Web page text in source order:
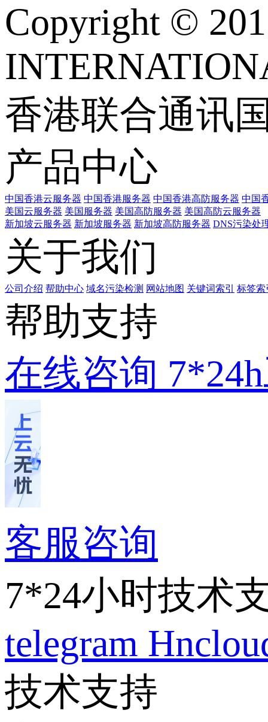
Copyright ©
香港联合通讯
产品中心
中国香港云服务器 中国香港服务器 中国香港高防服务器 中国
美国云服务器 美国服务器 美国高防服务器 美国高防云服务器
新加坡云服务器 新加坡服务器 新加坡高防服务器 DNS污染处
关于我们
公司介绍 帮助中心 域名污染检测 网站地图 关键词索引 标签索
帮助支持
在线咨询
客服咨询
7*24小时技术
telegram
技术支持